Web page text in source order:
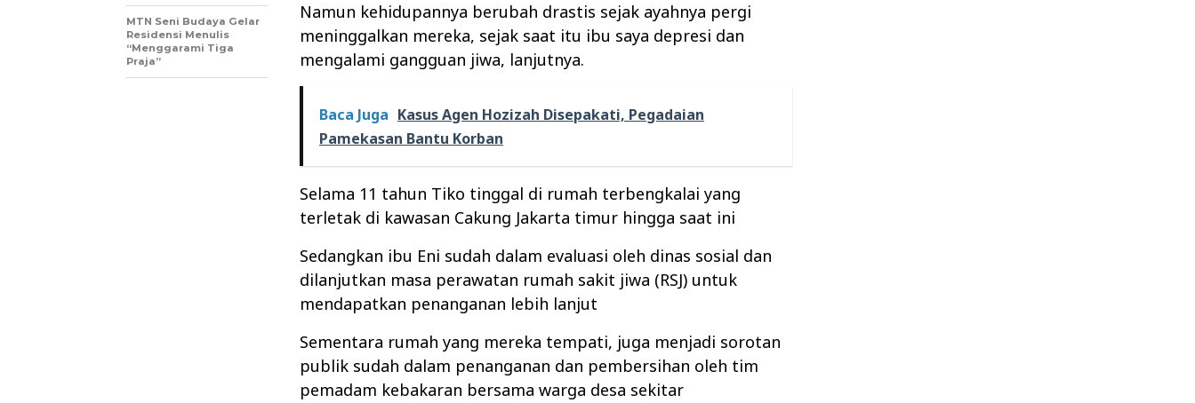
Namun kehidupannya berubah drastis sejak ayahnya pergi
meninggalkan mereka, sejak saat itu ibu saya depresi dan
mengalami gangguan jiwa, lanjutnya.
Baca Juga Kasus Agen Hozizah Disepakati, Pegadaian
Pamekasan Bantu Korban
Selama 11 tahun Tiko tinggal di rumah terbengkalai yang
terletak di kawasan Cakung Jakarta timur hingga saat ini
Sedangkan ibu Eni sudah dalam evaluasi oleh dinas sosial dan
dilanjutkan masa perawatan rumah sakit jiwa (RSJ) untuk
mendapatkan penanganan lebih lanjut
Sementara rumah yang mereka tempati, juga menjadi sorotan
publik sudah dalam penanganan dan pembersihan oleh tim
pemadam kebakaran bersama warga desa sekitar
MTN Seni Budaya Gelar
Residensi Menulis
“Menggarami Tiga
Praja”